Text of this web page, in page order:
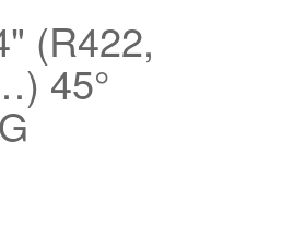
(R422,
45°